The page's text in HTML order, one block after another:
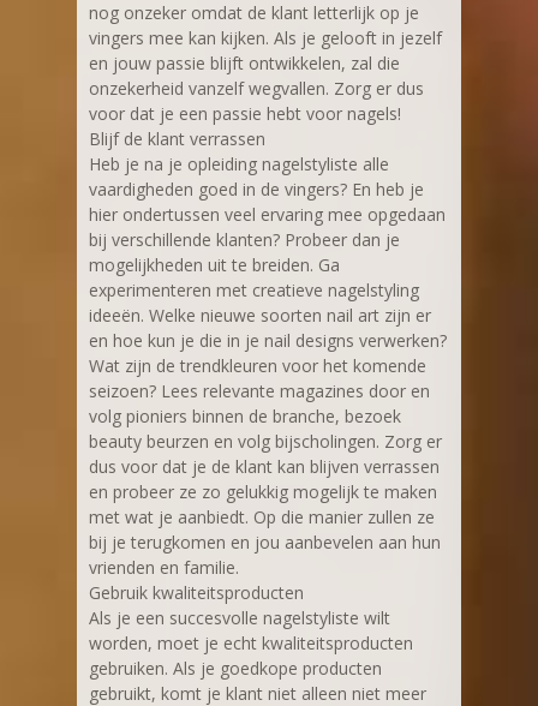
nog onzeker omdat de klant letterlijk op je
vingers mee kan kijken. Als je gelooft in jezelf
en jouw passie blijft ontwikkelen, zal die
onzekerheid vanzelf wegvallen. Zorg er dus
voor dat je een passie hebt voor nagels!
Blijf de klant verrassen
Heb je na je opleiding nagelstyliste alle
vaardigheden goed in de vingers? En heb je
hier ondertussen veel ervaring mee opgedaan
bij verschillende klanten? Probeer dan je
mogelijkheden uit te breiden. Ga
experimenteren met creatieve nagelstyling
ideeën. Welke nieuwe soorten nail art zijn er
en hoe kun je die in je nail designs verwerken?
Wat zijn de trendkleuren voor het komende
seizoen? Lees relevante magazines door en
volg pioniers binnen de branche, bezoek
beauty beurzen en volg bijscholingen. Zorg er
dus voor dat je de klant kan blijven verrassen
en probeer ze zo gelukkig mogelijk te maken
met wat je aanbiedt. Op die manier zullen ze
bij je terugkomen en jou aanbevelen aan hun
vrienden en familie.
Gebruik kwaliteitsproducten
Als je een succesvolle nagelstyliste wilt
worden, moet je echt kwaliteitsproducten
gebruiken. Als je goedkope producten
gebruikt, komt je klant niet alleen niet meer